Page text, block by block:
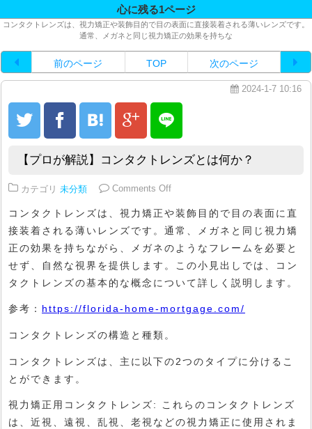
心に残る1ページ
コンタクトレンズは、視力矯正や装飾目的で目の表面に直接装着される薄いレンズです。
通常、メガネと同じ視力矯正の効果を持ちな
前のページ TOP 次のページ
2024-1-7 10:16
【プロが解説】コンタクトレンズとは何か？
カテゴリ 未分類 Comments Offon 【プロが解説】コンタクトレ
コンタクトレンズは、視力矯正や装飾目的で目の表面に直
接装着される薄いレンズです。通常、メガネと同じ視力矯
正の効果を持ちながら、メガネのようなフレームを必要と
せず、自然な視界を提供します。この小見出しでは、コン
タクトレンズの基本的な概念について詳しく説明します。
参考： https://florida-home-mortgage.com/
コンタクトレンズの構造と種類。
コンタクトレンズは、主に以下の2つのタイプに分けるこ
とができます。
視力矯正用コンタクトレンズ: これらのコンタクトレンズ
は、近視、遠視、乱視、老視などの視力矯正に使用されま